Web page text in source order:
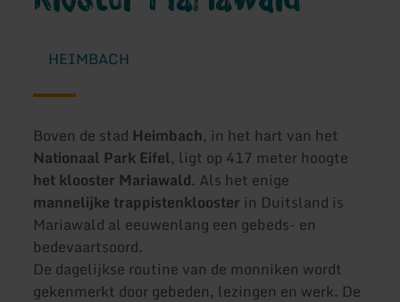
HEIMBACH
Boven de stad Heimbach, in het hart van het
Nationaal Park Eifel, ligt op 417 meter hoogte
het klooster Mariawald. Als het enige
mannelijke trappistenklooster in Duitsland is
Mariawald al eeuwenlang een gebeds- en
bedevaartsoord.
De dagelijkse routine van de monniken wordt
gekenmerkt door gebeden, lezingen en werk. De